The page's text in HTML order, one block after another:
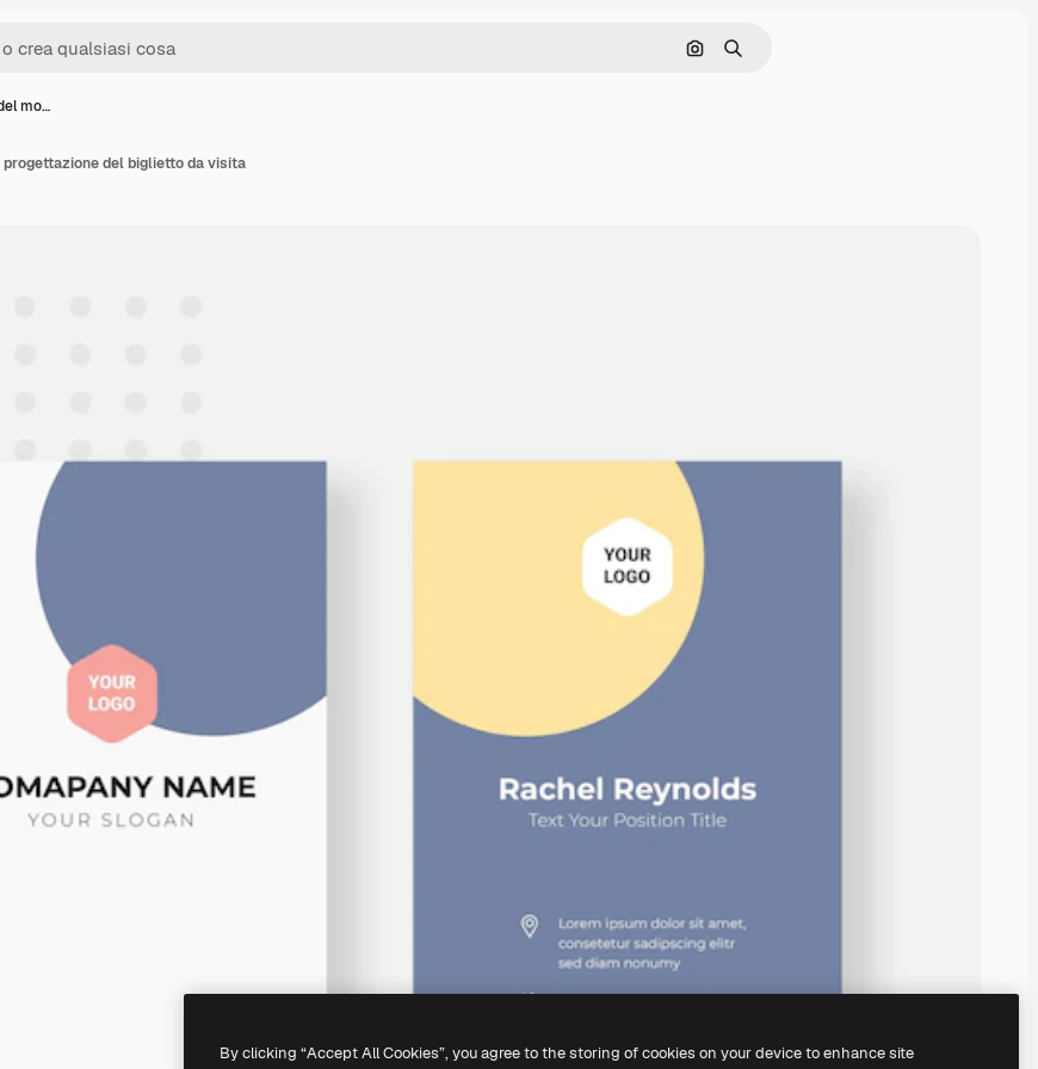
Cerca per immagine
Ricerca
mo…
del biglietto da visita
By clicking “Accept All Cookies”, you agree to the storing of cookies on your device to enhance site